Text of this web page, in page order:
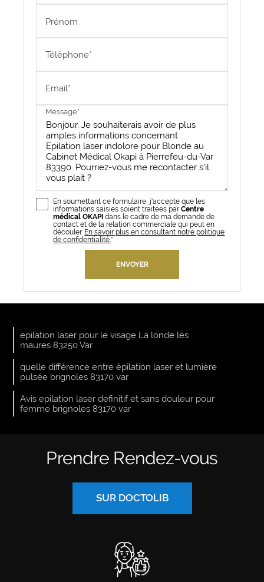
Prénom
Téléphone*
Email*
Message*
En soumettant ce formulaire, j'accepte que les
informations saisies soient traitées parCentre
médical OKAPI dans le cadre de ma demande de
contact et de la relation commerciale qui peut en
découler. En savoir plus en consultant notre politique
de confidentialité.*
epilation laser pour le visage La londe les
maures 83250 Var
quelle différence entre épilation laser et lumière
pulsée brignoles 83170 var
Avis epilation laser definitif et sans douleur pour
femme brignoles 83170 var
Prendre Rendez-vous
SUR DOCTOLIB